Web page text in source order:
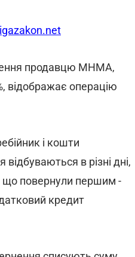
продавцю МНМА,
відображає операцію
і кошти
в різні дні,
що повернули першим -
кредит